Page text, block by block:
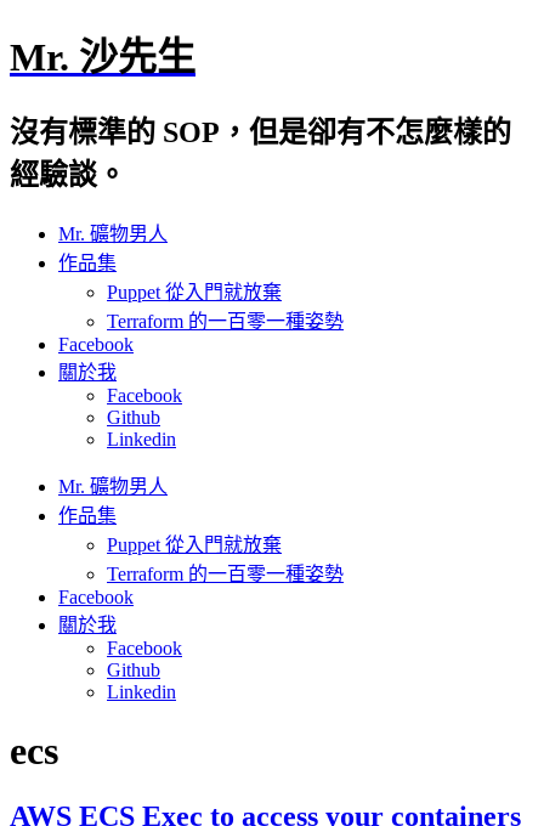
Mr. 沙先生
沒有標準的 SOP，但是卻有不怎麼樣的
經驗談。
Mr. 礦物男人
作品集
Puppet 從入門就放棄
Terraform 的一百零一種姿勢
Facebook
關於我
Facebook
Github
Linkedin
Mr. 礦物男人
作品集
Puppet 從入門就放棄
Terraform 的一百零一種姿勢
Facebook
關於我
Facebook
Github
Linkedin
ecs
AWS ECS Exec to access your containers